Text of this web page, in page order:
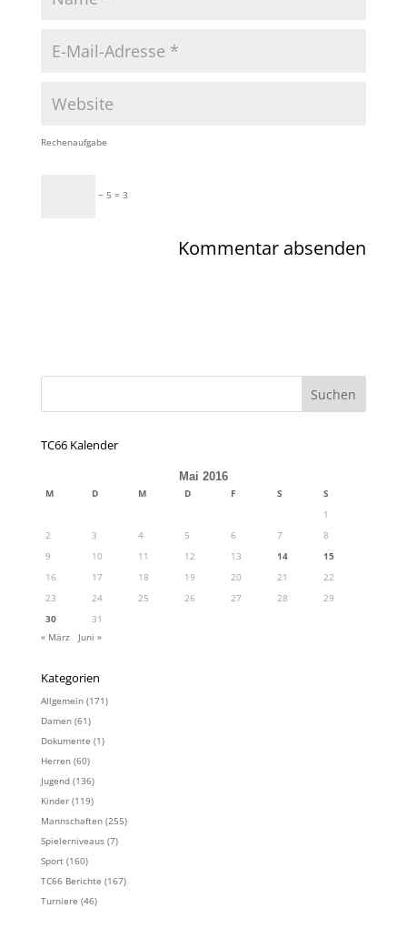
Rechenaufgabe
− 5 = 3
TC66 Kalender
Mai 2016
M D M D F S
S
1
2
3 4 5 6 7
8
9
10 11 12 13 14
15
16
17 18 19 20 21
22
23
24 25 26 27 28
29
30
31
« März
Juni »
Kategorien
Allgemein(171)
Damen(61)
Dokumente (1)
Herren(60)
Jugend(136)
Kinder(119)
Mannschaften(255)
Spielerniveaus(7)
Sport(160)
TC66 Berichte (167)
Turniere (46)